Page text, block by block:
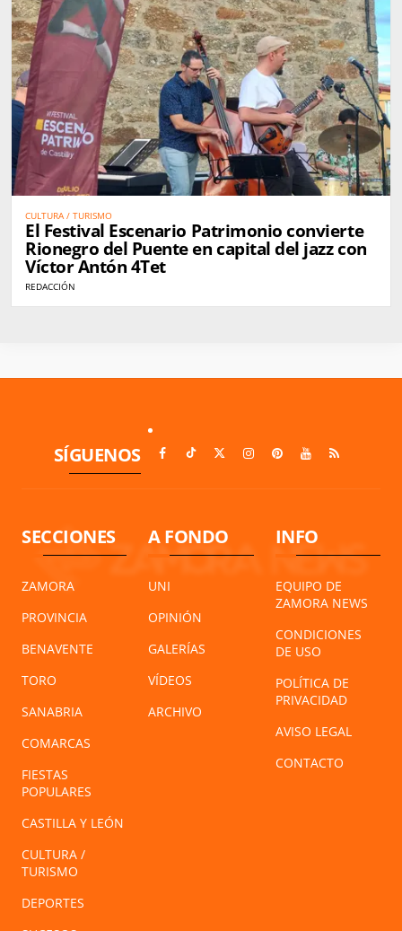
CULTURA / TURISMO
El Festival Escenario Patrimonio convierte
Rionegro del Puente en capital del jazz con
Víctor Antón 4Tet
REDACCIÓN
SÍGUENOS
SECCIONES
ZAMORA
PROVINCIA
BENAVENTE
TORO
SANABRIA
COMARCAS
FIESTAS
POPULARES
CASTILLA Y LEÓN
CULTURA /
TURISMO
DEPORTES
A FONDO
UNI
OPINIÓN
GALERÍAS
VÍDEOS
ARCHIVO
INFO
EQUIPO DE
ZAMORA NEWS
CONDICIONES
DE USO
POLÍTICA DE
PRIVACIDAD
AVISO LEGAL
CONTACTO